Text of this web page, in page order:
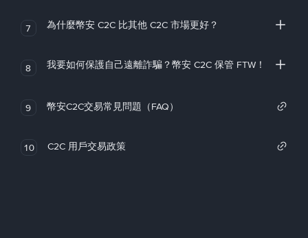
7 為什麼幣安 C2C 比其他 C2C 市場更好？
8 我要如何保護自己遠離詐騙？幣安 C2C 保管 FTW！
9 幣安C2C交易常見問題（FAQ）
10 C2C 用戶交易政策